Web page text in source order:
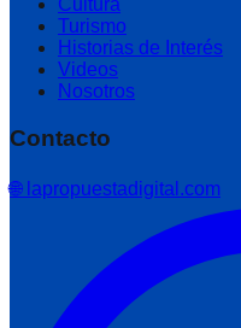
Cultura
Turismo
Historias de Interés
Videos
Nosotros
Contacto
🌐 lapropuestadigital.com